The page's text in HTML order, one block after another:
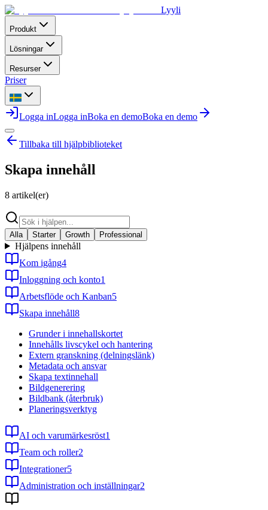
Lyyli
Produkt
Lösningar
Resurser
Priser
Logga inLogga inBoka en demoBoka en demo
Tillbaka till hjälpbiblioteket
Skapa innehåll
8 artikel(er)
Alla Starter Growth Professional
Hjälpens innehåll
Kom igång4
Inloggning och konto1
Arbetsflöde och Kanban5
Skapa innehåll8
Grunder i innehallskortet
Innehålls livscykel och hantering
Extern granskning (delningslänk)
Metadata och ansvar
Skapa textinnehall
Bildgenerering
Bildbank (återbruk)
Planeringsverktyg
AI och varumärkesröst1
Team och roller2
Integrationer5
Administration och inställningar2